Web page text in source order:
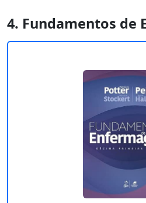
4. Fundamentos de